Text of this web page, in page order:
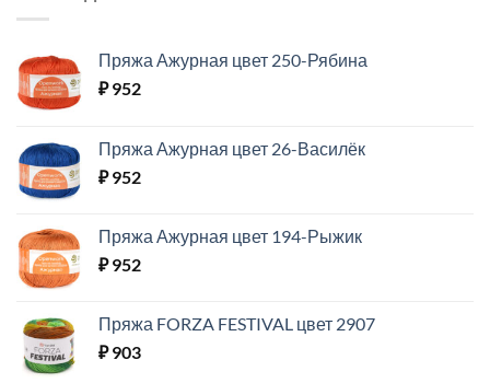
Пряжа Ажурная цвет 250-Рябина
₽952
Пряжа Ажурная цвет 26-Василёк
₽952
Пряжа Ажурная цвет 194-Рыжик
₽952
Пряжа FORZA FESTIVAL цвет 2907
₽903